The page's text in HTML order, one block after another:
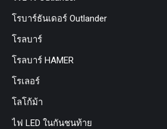
โรบาร์ธันเดอร์ Outlander
โรลบาร์
โรลบาร์ HAMER
โรเลอร์
โลโก้ม้า
ไฟ LED ในกันชนท้าย